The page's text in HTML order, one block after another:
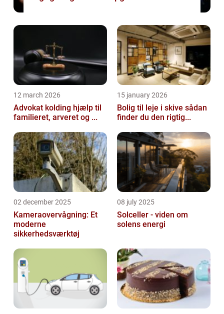
12 march 2026
Advokat kolding hjælp til
familieret, arveret og ...
15 january 2026
Bolig til leje i skive sådan
finder du den rigtig...
02 december 2025
Kameraovervågning: Et
moderne
sikkerhedsværktøj
08 july 2025
Solceller - viden om
solens energi